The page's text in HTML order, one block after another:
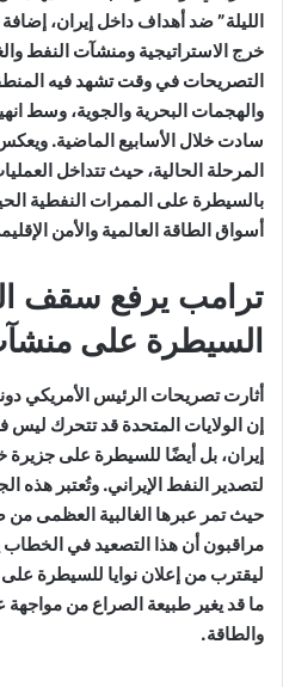
الليلة” ضد أهداف داخل إيران،
خرج الاستراتيجية ومنشآت النفط
التصريحات في وقت تشهد فيه
والهجمات البحرية والجوية، وسط
سادت خلال الأسابيع الماضية.
المرحلة الحالية، حيث تتداخل
بالسيطرة على الممرات النفطية
أسواق الطاقة العالمية والأمن
ترامب يرفع سقف
السيطرة على
أثارت تصريحات الرئيس الأمريكي
إن الولايات المتحدة قد تتحرك
إيران، بل أيضًا للسيطرة على جزيرة
لتصدير النفط الإيراني. وتُعتبر هذه
حيث تمر عبرها الغالبية العظمى
مراقبون أن هذا التصعيد في الخطاب
ليقترب من إعلان نوايا للسيطرة
ما قد يغير طبيعة الصراع من
والطاقة.